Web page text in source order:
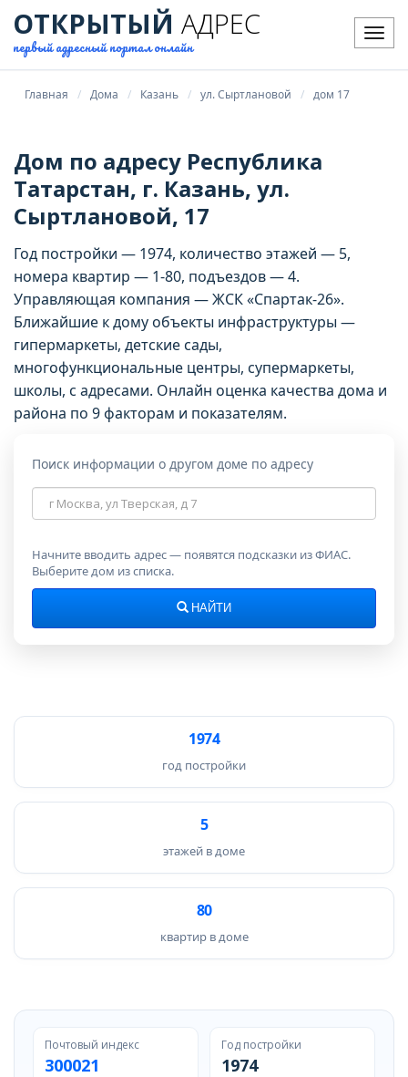
ОТКРЫТЫЙ АДРЕС
первый адресный портал онлайн
Главная Дома Казань ул. Сыртлановой дом 17
Дом по адресу Республика
Татарстан, г. Казань, ул.
Сыртлановой, 17
Год постройки — 1974, количество этажей — 5,
номера квартир — 1-80, подъездов — 4.
Управляющая компания — ЖСК «Спартак-26».
Ближайшие к дому объекты инфраструктуры —
гипермаркеты, детские сады,
многофункциональные центры, супермаркеты,
школы, с адресами. Онлайн оценка качества дома и
района по 9 факторам и показателям.
Поиск информации о другом доме по адресу
Адрес
дома
Начните вводить адрес — появятся подсказки из ФИАС.
Выберите дом из списка.
НАЙТИ
1974
год постройки
5
этажей в доме
80
квартир в доме
Почтовый индекс
300021
Год постройки
1974